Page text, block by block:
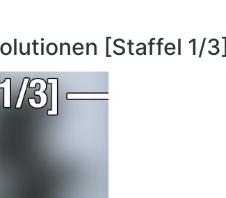
[Staffel 1/3]